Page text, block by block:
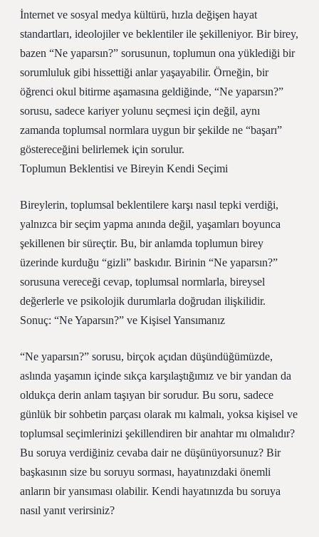
İnternet ve sosyal medya kültürü, hızla değişen hayat
standartları, ideolojiler ve beklentiler ile şekilleniyor. Bir birey,
bazen “Ne yaparsın?” sorusunun, toplumun ona yüklediği bir
sorumluluk gibi hissettiği anlar yaşayabilir. Örneğin, bir
öğrenci okul bitirme aşamasına geldiğinde, “Ne yaparsın?”
sorusu, sadece kariyer yolunu seçmesi için değil, aynı
zamanda toplumsal normlara uygun bir şekilde ne “başarı”
göstereceğini belirlemek için sorulur.
Toplumun Beklentisi ve Bireyin Kendi Seçimi
Bireylerin, toplumsal beklentilere karşı nasıl tepki verdiği,
yalnızca bir seçim yapma anında değil, yaşamları boyunca
şekillenen bir süreçtir. Bu, bir anlamda toplumun birey
üzerinde kurduğu “gizli” baskıdır. Birinin “Ne yaparsın?”
sorusuna vereceği cevap, toplumsal normlarla, bireysel
değerlerle ve psikolojik durumlarla doğrudan ilişkilidir.
Sonuç: “Ne Yaparsın?” ve Kişisel Yansımanız
“Ne yaparsın?” sorusu, birçok açıdan düşündüğümüzde,
aslında yaşamın içinde sıkça karşılaştığımız ve bir yandan da
oldukça derin anlam taşıyan bir sorudur. Bu soru, sadece
günlük bir sohbetin parçası olarak mı kalmalı, yoksa kişisel ve
toplumsal seçimlerinizi şekillendiren bir anahtar mı olmalıdır?
Bu soruya verdiğiniz cevaba dair ne düşünüyorsunuz? Bir
başkasının size bu soruyu sorması, hayatınızdaki önemli
anların bir yansıması olabilir. Kendi hayatınızda bu soruya
nasıl yanıt verirsiniz?